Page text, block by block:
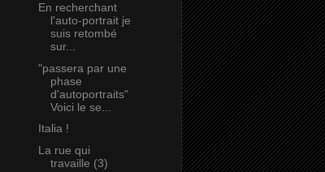
En recherchant
l'auto-portrait je
suis retombé
sur...
"passera par une
phase
d'autoportraits"
Voici le se...
Italia !
La rue qui
travaille (3)